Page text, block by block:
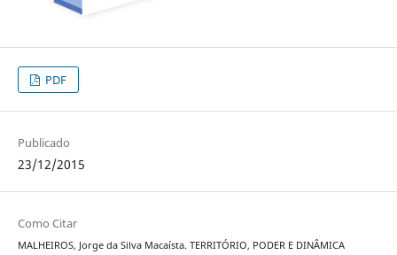
PDF
Publicado
23/12/2015
Como Citar
MALHEIROS, Jorge da Silva Macaísta. TERRITÓRIO, PODER E DINÂMICA